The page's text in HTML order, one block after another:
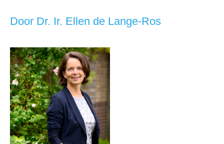
Door Dr. Ir. Ellen de Lange-Ros